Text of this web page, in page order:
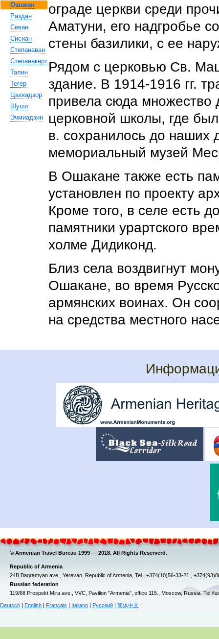
Ошакан
Раздан
Севан
Сисиан
Степанаван
Степанакерт
Талин
Тегер
Цахкадзор
Шуши
Эчмиадзин
ограде церкви среди
Аматуни, его надгробье
стены базилики, с ее
Рядом с церковью Св.
здание. В 1914-1916 гг.
привела сюда множество
церковной школы, где
в. сохранилось до наших
мемориальный музей
В Ошакане также есть
установлен по проекту
Кроме того, в селе есть
памятники урартского
холме Дидиконд.
Близ села воздвигнут
Ошакане, во время
армянских воинах. Он
на средства местного
© Armenian Travel Bureau 1999 — 2018. All Rights Reserverd.
Republic of Armenia
24B Bagramyan ave., Yerevan, Republic of Armenia, Tel.: +374(10)56-33-21 ,
Russian federation
119/68 Prospekt Mira ave., VVC, Pavilion "Armenia", office 115., Moscow, Russia. Tel./
Deutsch English Français Italiano Русский 简体中文